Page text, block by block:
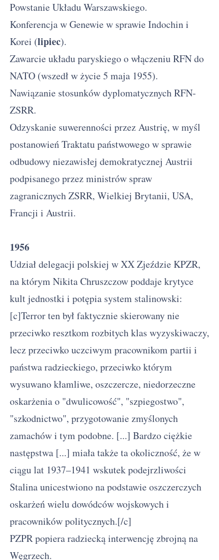
Powstanie Układu Warszawskiego.
Konferencja w Genewie w sprawie Indochin i
Korei (lipiec).
Zawarcie układu paryskiego o włączeniu RFN do
NATO (wszedł w życie 5 maja 1955).
Nawiązanie stosunków dyplomatycznych RFN-
ZSRR.
Odzyskanie suwerenności przez Austrię, w myśl
postanowień Traktatu państwowego w sprawie
odbudowy niezawisłej demokratycznej Austrii
podpisanego przez ministrów spraw
zagranicznych ZSRR, Wielkiej Brytanii, USA,
Francji i Austrii.
1956
Udział delegacji polskiej w XX Zjeździe KPZR,
na którym Nikita Chruszczow poddaje krytyce
kult jednostki i potępia system stalinowski:
[c]Terror ten był faktycznie skierowany nie
przeciwko resztkom rozbitych klas wyzyskiwaczy,
lecz przeciwko uczciwym pracownikom partii i
państwa radzieckiego, przeciwko którym
wysuwano kłamliwe, oszczercze, niedorzeczne
oskarżenia o "dwulicowość", "szpiegostwo",
"szkodnictwo", przygotowanie zmyślonych
zamachów i tym podobne. [...] Bardzo ciężkie
następstwa [...] miała także ta okoliczność, że w
ciągu lat 1937–1941 wskutek podejrzliwości
Stalina unicestwiono na podstawie oszczerczych
oskarżeń wielu dowódców wojskowych i
pracowników politycznych.[/c]
PZPR popiera radziecką interwencję zbrojną na
Węgrzech.